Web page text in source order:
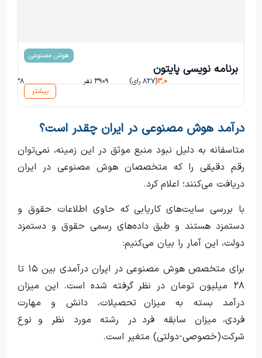
جمال کزازی
هوش مصنوعی
برنامه نویسی پایتون
۳,۰(۸۲۷ رای) ۳۹۰۹ نفر
۷۳۸ ساعت و ۳۷ دقیقه
بیشتر
درآمد هوش مصنوعی در ایران چقدر است؟
متاسفانه به دلیل نبود منبع موثق در این زمینه، نمی‌توان
رقم دقیقی را که متخصصان هوش مصنوعی در ایران
دریافت می‌کنند؛ اعلام کرد.
با بررسی سایت‌های کاریابی که حاوی اطلاعات حقوق و
دستمزد هستند و طبق داده‌های رسمی حقوق و دستمزد
دولت، این آمار را بیان می‌کنیم:
برای متخصص هوش مصنوعی در ایران درآمدی بین ۱۵ تا
۲۸ میلیون تومان در نظر گرفته شده است. این میزان
درآمد بسته به میزان تحصیلات، دانش و مهارت
فردی، میزان سابقه فرد در رشته مورد نظر و نوع
شرکت (خصوصی-دولتی) متغیر است.